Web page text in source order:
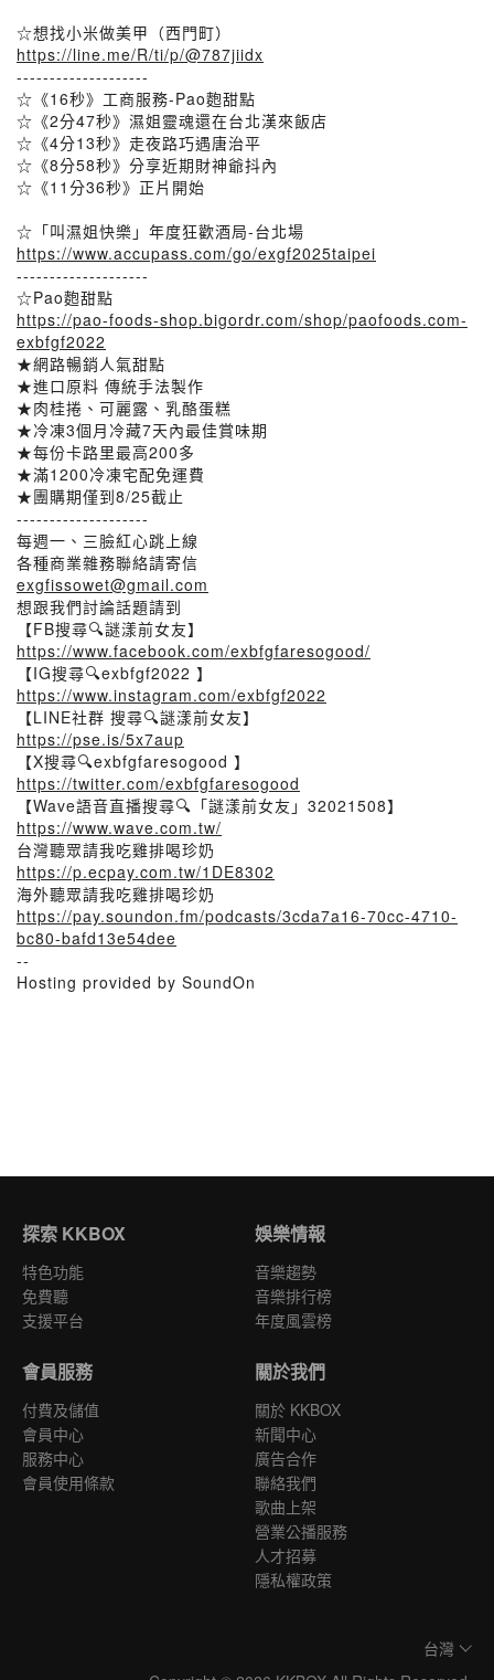
☆想找小米做美甲（西門町）
https://line.me/R/ti/p/@787jiidx
--------------------
☆《16秒》工商服務-Pao麭甜點
☆《2分47秒》濕姐靈魂還在台北漢來飯店
☆《4分13秒》走夜路巧遇唐治平
☆《8分58秒》分享近期財神爺抖內
☆《11分36秒》正片開始
☆「叫濕姐快樂」年度狂歡酒局-台北場
https://www.accupass.com/go/exgf2025taipei
--------------------
☆Pao麭甜點
https://pao-foods-shop.bigordr.com/shop/paofoods.com-
exbfgf2022
★網路暢銷人氣甜點
★進口原料 傳統手法製作
★肉桂捲、可麗露、乳酪蛋糕
★冷凍3個月冷藏7天內最佳賞味期
★每份卡路里最高200多
★滿1200冷凍宅配免運費
★團購期僅到8/25截止
--------------------
每週一、三臉紅心跳上線
各種商業雜務聯絡請寄信
exgfissowet@gmail.com
想跟我們討論話題請到
【FB搜尋🔍謎漾前女友】
https://www.facebook.com/exbfgfaresogood/
【IG搜尋🔍exbfgf2022 】
https://www.instagram.com/exbfgf2022
【LINE社群 搜尋🔍謎漾前女友】
https://pse.is/5x7aup
【X搜尋🔍exbfgfaresogood 】
https://twitter.com/exbfgfaresogood
【Wave語音直播搜尋🔍「謎漾前女友」32021508】
https://www.wave.com.tw/
台灣聽眾請我吃雞排喝珍奶
https://p.ecpay.com.tw/1DE8302
海外聽眾請我吃雞排喝珍奶
https://pay.soundon.fm/podcasts/3cda7a16-70cc-4710-
bc80-bafd13e54dee
--
Hosting provided by SoundOn
探索 KKBOX
特色功能
免費聽
支援平台
娛樂情報
音樂趨勢
音樂排行榜
年度風雲榜
會員服務
付費及儲值
會員中心
服務中心
會員使用條款
關於我們
關於 KKBOX
新聞中心
廣告合作
聯絡我們
歌曲上架
營業公播服務
人才招募
隱私權政策
台灣